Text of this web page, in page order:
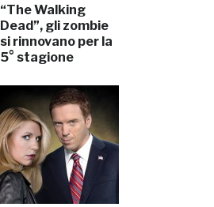
“The Walking
Dead”, gli zombie
si rinnovano per la
5° stagione